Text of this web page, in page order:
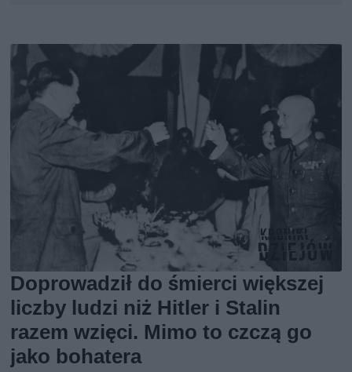
Doprowadził do śmierci większej
liczby ludzi niż Hitler i Stalin
razem wzięci. Mimo to czczą go
jako bohatera